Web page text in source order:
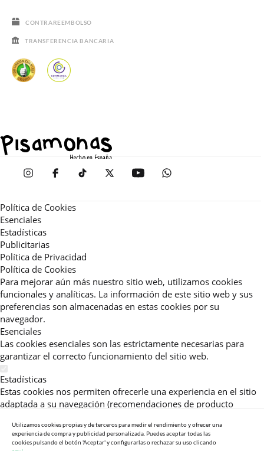
CONTRAREEMBOLSO
TRANSFERENCIA BANCARIA
Política de Cookies
Esenciales
Estadísticas
Publicitarias
Política de Privacidad
Política de Cookies
Para mejorar aún más nuestro sitio web, utilizamos cookies
funcionales y analíticas. La información de este sitio web y sus
preferencias son almacenadas en estas cookies por su
navegador.
Esenciales
Las cookies esenciales son las estrictamente necesarias para
garantizar el correcto funcionamiento del sitio web.
Estadísticas
Estas cookies nos permiten ofrecerle una experiencia en el sitio
adaptada a su navegación (recomendaciones de producto
consultadas, etc).Al activar esta cookie, nos ayuda a mejorar aún
más su experiencia.
Utilizamos cookies propias y de terceros para medir el rendimiento y ofrecer una
experiencia de compra y publicidad personalizada. Puedes aceptar todas las
cookies pulsando el botón 'Aceptar' y configurarlas o rechazar su uso clicando